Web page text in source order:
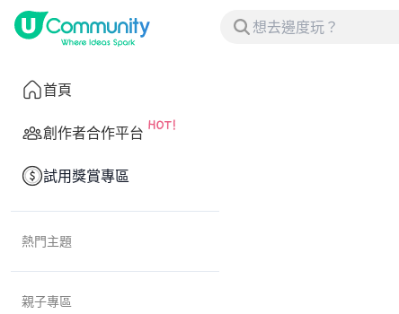
首頁
創作者合作平台
試用獎賞專區
熱門主題
親子專區